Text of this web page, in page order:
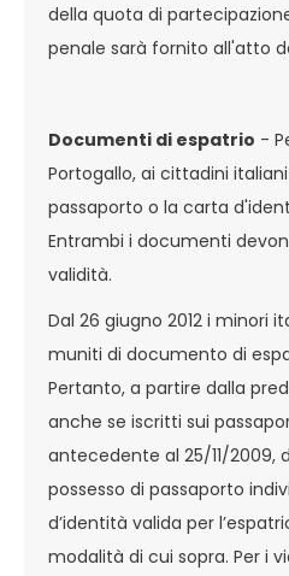
della quota di
penale sarà fornito all'atto
Documenti di espatrio -
Portogallo, ai cittadini
passaporto o la carta
Entrambi i documenti
validità.
Dal 26 giugno 2012 i minori
muniti di documento di
Pertanto, a partire dalla
anche se iscritti sui
antecedente al 25/11/2009,
possesso di passaporto
d’identità valida per
modalità di cui sopra. Per i